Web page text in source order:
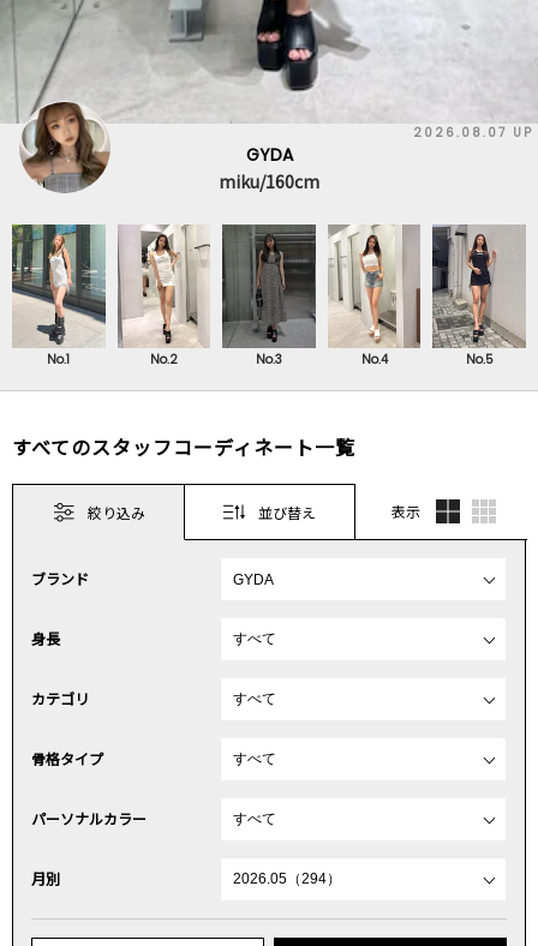
2026.08.07 UP
GYDA
YURARA/170cm
No.1 No.2 No.3 No.4 No.5
すべてのスタッフコーディネート一覧
絞り込み 並び替え 表示
ブランド
身長
カテゴリ
骨格タイプ
パーソナルカラー
月別